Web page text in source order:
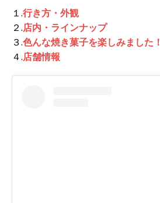
１.行き方・外観
２.店内・ラインナップ
３.色んな焼き菓子を楽しみました！
４.店舗情報